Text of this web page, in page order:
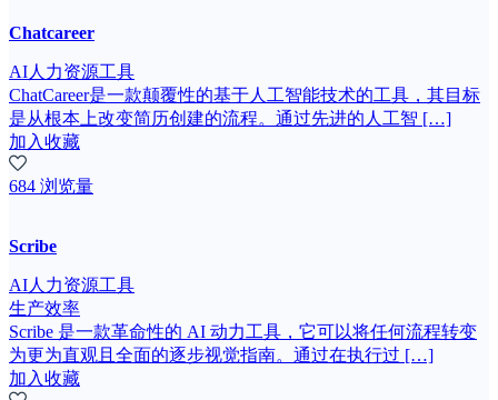
Chatcareer
AI人力资源工具
ChatCareer是一款颠覆性的基于人工智能技术的工具，其目标
是从根本上改变简历创建的流程。通过先进的人工智 […]
加入收藏
684 浏览量
Scribe
AI人力资源工具
生产效率
Scribe 是一款革命性的 AI 动力工具，它可以将任何流程转变
为更为直观且全面的逐步视觉指南。通过在执行过 […]
加入收藏